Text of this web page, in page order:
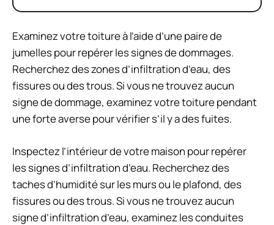
Examinez votre toiture à l’aide d’une paire de
jumelles pour repérer les signes de dommages.
Recherchez des zones d’infiltration d’eau, des
fissures ou des trous. Si vous ne trouvez aucun
signe de dommage, examinez votre toiture pendant
une forte averse pour vérifier s’il y a des fuites.
Inspectez l’intérieur de votre maison pour repérer
les signes d’infiltration d’eau. Recherchez des
taches d’humidité sur les murs ou le plafond, des
fissures ou des trous. Si vous ne trouvez aucun
signe d’infiltration d’eau, examinez les conduites